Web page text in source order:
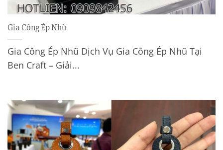
Gia Công Ép Nhũ
Gia Công Ép Nhũ Dịch Vụ Gia Công Ép Nhũ Tại
Ben Craft – Giải...